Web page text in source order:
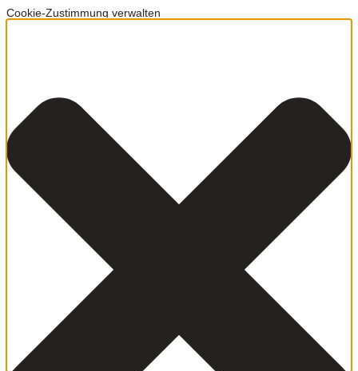
Cookie-Zustimmung verwalten